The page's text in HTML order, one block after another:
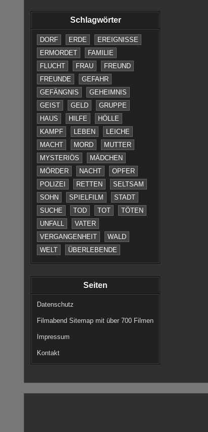
Schlagwörter
DORF ERDE
EREIGNISSE
ERMORDET
FAMILIE
FLUCHT
FRAU
FREUND
FREUNDE
GEFAHR
GEFÄNGNIS
GEHEIMNIS
GEIST
GELD
GRUPPE
HAUS
HILFE
HÖLLE
KAMPF
LEBEN
LEICHE
MACHT
MORD
MUTTER
MYSTERIÖS
MÄDCHEN
MÖRDER
NACHT
OPFER
POLIZEI
RETTEN
SELTSAM
SOHN
SPIELFILM
STADT
SUCHE
TOD TOT
TÖTEN
UNFALL
VATER
VERGANGENHEIT
WALD
WELT
ÜBERLEBENDE
Seiten
Datenschutz
Filmabend Sitemap mit über 700 Filmen
Impressum
Kontakt